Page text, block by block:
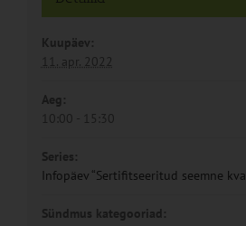
Kuupäev:
11. apr. 2022
Aeg:
10:00 - 15:30
Series:
Infopäev “Sertifitseeritud seemne
Sündmus kategooriad: